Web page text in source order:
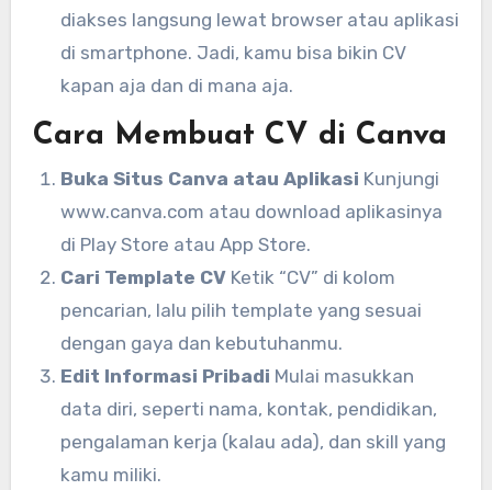
diakses langsung lewat browser atau aplikasi
di smartphone. Jadi, kamu bisa bikin CV
kapan aja dan di mana aja.
Cara Membuat CV di Canva
Buka Situs Canva atau Aplikasi Kunjungi
www.canva.com atau download aplikasinya
di Play Store atau App Store.
Cari Template CV Ketik “CV” di kolom
pencarian, lalu pilih template yang sesuai
dengan gaya dan kebutuhanmu.
Edit Informasi Pribadi Mulai masukkan
data diri, seperti nama, kontak, pendidikan,
pengalaman kerja (kalau ada), dan skill yang
kamu miliki.